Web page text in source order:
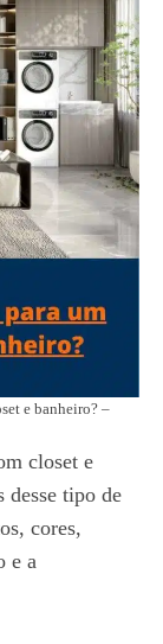
e banheiro? –
closet e
desse tipo de
cores,
e a